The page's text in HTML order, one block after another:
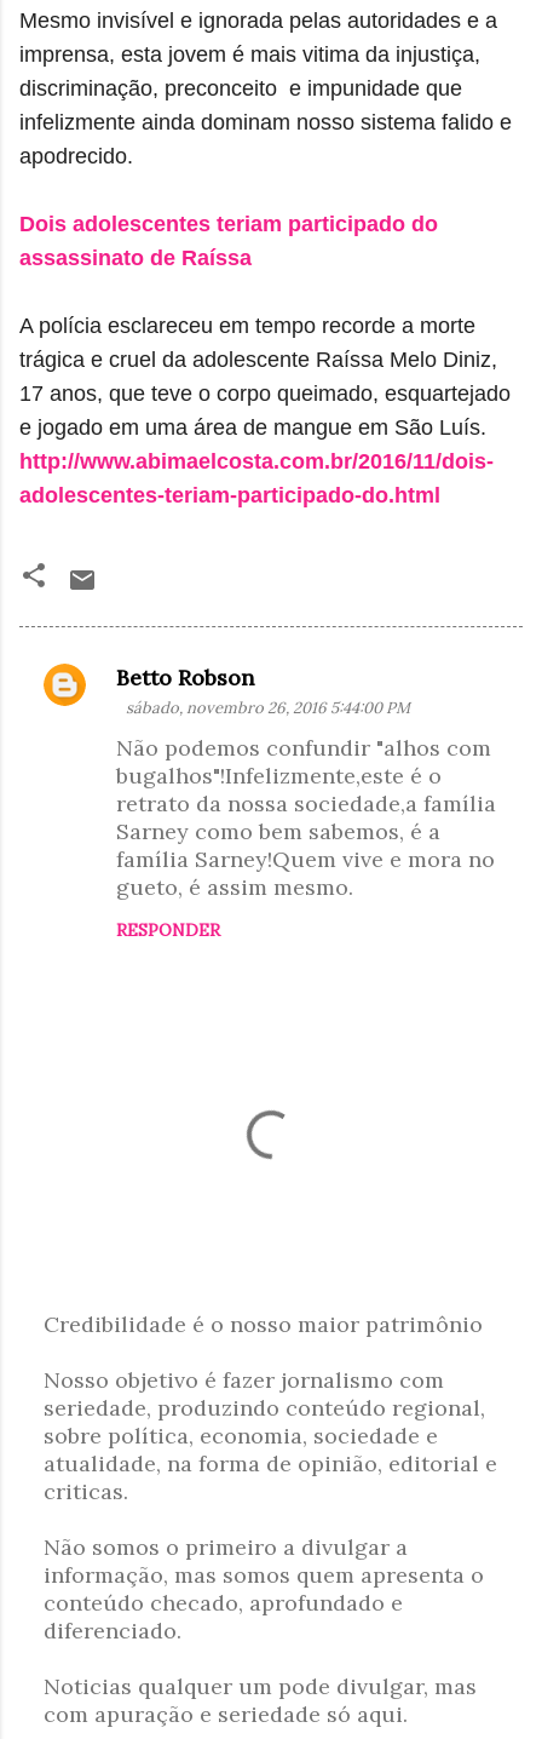
Mesmo invisível e ignorada pelas autoridades e a
imprensa, esta jovem é mais vitima da injustiça,
discriminação, preconceito e impunidade que
infelizmente ainda dominam nosso sistema falido e
apodrecido.
Dois adolescentes teriam participado do
assassinato de Raíssa
A polícia esclareceu em tempo recorde a morte
trágica e cruel da adolescente Raíssa Melo Diniz,
17 anos, que teve o corpo queimado, esquartejado
e jogado em uma área de mangue em São Luís.
http://www.abimaelcosta.com.br/2016/11/dois-
adolescentes-teriam-participado-do.html
C
Betto Robson
sábado, novembro 26, 2016 5:44:00 PM
Não podemos confundir "alhos com
bugalhos"!Infelizmente,este é o
retrato da nossa sociedade,a família
Sarney como bem sabemos, é a
família Sarney!Quem vive e mora no
gueto, é assim mesmo.
RESPONDER
o
s
t
a
r
m
c
o
m
n
t
Credibilidade é o nosso maior patrimônio
Nosso objetivo é fazer jornalismo com
seriedade, produzindo conteúdo regional,
sobre política, economia, sociedade e
atualidade, na forma de opinião, editorial e
criticas.
Não somos o primeiro a divulgar a
informação, mas somos quem apresenta o
conteúdo checado, aprofundado e
diferenciado.
Noticias qualquer um pode divulgar, mas
com apuração e seriedade só aqui.